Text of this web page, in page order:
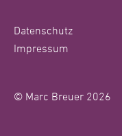
Datenschutz
Impressum
© Marc Breuer 2026